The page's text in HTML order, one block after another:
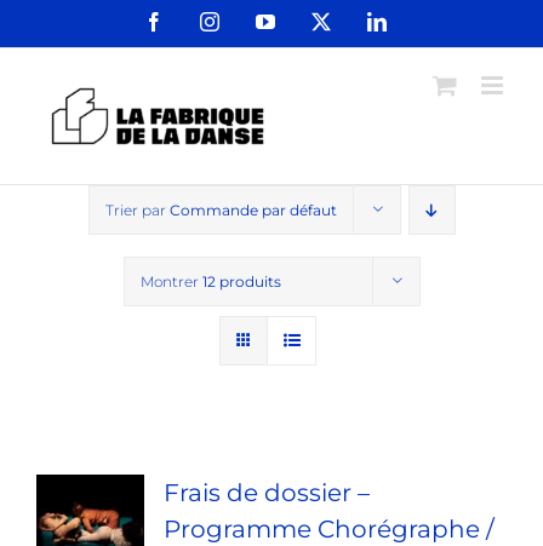
FacebookInstagramYouTube LinkedIn
Trier par Commande par défaut
Montrer 12 produits
Frais de dossier –
Programme Chorégraphe /